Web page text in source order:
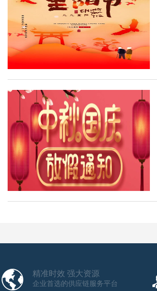
精准时效 强大资源
企业首选的供应链服务平台